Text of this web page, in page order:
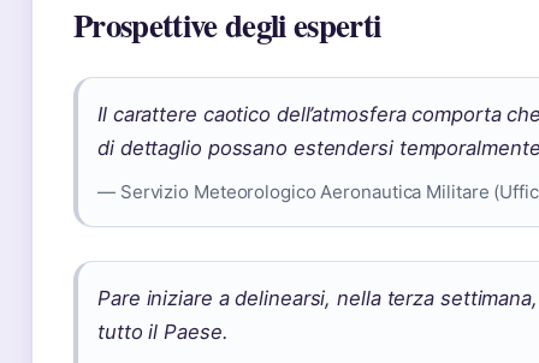
Prospettive degli esperti
Il carattere caotico dell’atmosfera comporta
di dettaglio possano estendersi
— Servizio Meteorologico Aeronautica Militare
Pare iniziare a delinearsi, nella terza
tutto il Paese.